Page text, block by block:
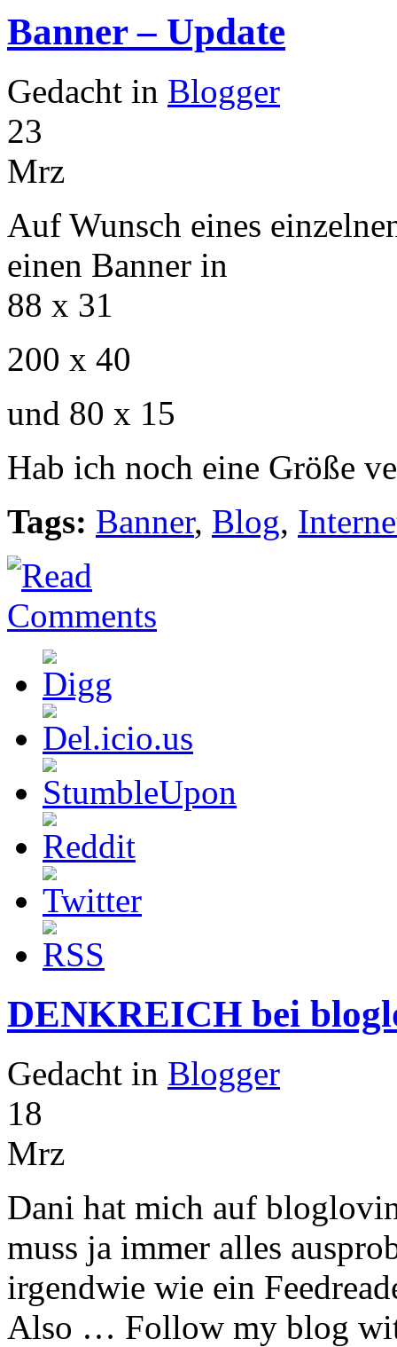
Banner – Update
Gedacht in Blogger
23
Mrz
Auf Wunsch eines
einen Banner in
88 x 31
200 x 40
und 80 x 15
Hab ich noch eine Größe
Tags: Banner, Blog,
DENKREICH bei
Gedacht in Blogger
18
Mrz
Dani hat mich auf
muss ja immer alles
irgendwie wie ein
Also … Follow my blog